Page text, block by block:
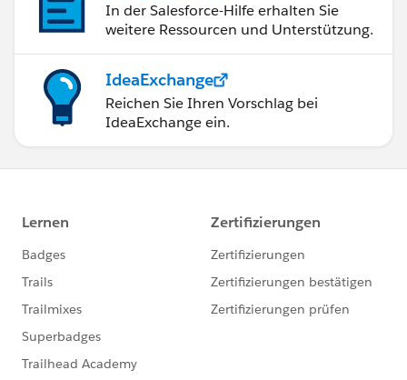
In der Salesforce-Hilfe erhalten Sie
weitere Ressourcen und Unterstützung.
IdeaExchange
Reichen Sie Ihren Vorschlag bei
IdeaExchange ein.